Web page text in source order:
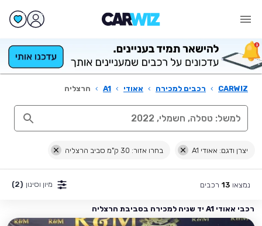
CARWIZ
› רכבים למכירה › אאודי ›
A1
› הרצליה
יצרן ודגם: אאודי A1 בחרו אזור: 30 ק"מ סביב הרצליה
נמצאו 13 רכבים מיון וסינון (2)
רכבי אאודי A1 יד שניה למכירה בסביבת הרצליה